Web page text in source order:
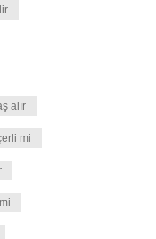
alır
mi